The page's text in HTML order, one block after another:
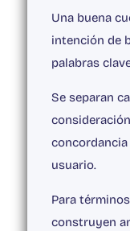
Una buena
intención de
palabras
Se separan
concordancia
usuario.
Para
construyen